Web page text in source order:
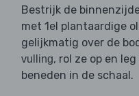
Bestrijk de
met 1el plantaardige
gelijkmatig over de
vulling, rol ze op en
beneden in de schaal.